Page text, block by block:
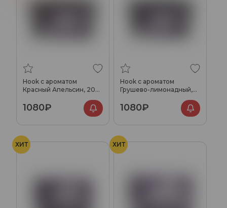
Hook с ароматом
Красный Апельсин, 200
1080₽
Hook с ароматом
Грушево-лимонадный,
1080₽
ХИТ ХИТ